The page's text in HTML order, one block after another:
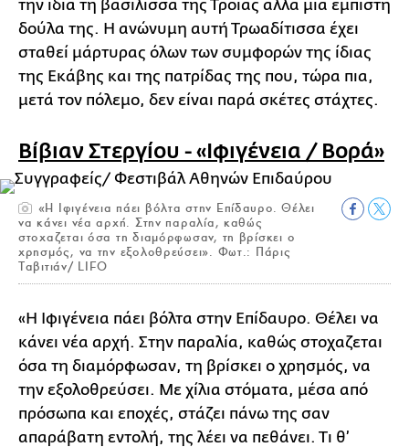
την ίδια τη βασίλισσα της Τροίας αλλά μια έμπιστη
δούλα της. Η ανώνυμη αυτή Τρωαδίτισσα έχει
σταθεί μάρτυρας όλων των συμφορών της ίδιας
της Εκάβης και της πατρίδας της που, τώρα πια,
μετά τον πόλεμο, δεν είναι παρά σκέτες στάχτες.
Βίβιαν Στεργίου - «Ιφιγένεια / Βορά»
«Η Ιφιγένεια πάει βόλτα στην Επίδαυρο. Θέλει
να κάνει νέα αρχή. Στην παραλία, καθώς
στοχαζεται όσα τη διαμόρφωσαν, τη βρίσκει ο
χρησμός, να την εξολοθρεύσει». Φωτ.: Πάρις
Ταβιτιάν/ LIFO
«Η Ιφιγένεια πάει βόλτα στην Επίδαυρο. Θέλει να
κάνει νέα αρχή. Στην παραλία, καθώς στοχαζεται
όσα τη διαμόρφωσαν, τη βρίσκει ο χρησμός, να
την εξολοθρεύσει. Με χίλια στόματα, μέσα από
πρόσωπα και εποχές, στάζει πάνω της σαν
απαράβατη εντολή, της λέει να πεθάνει. Τι θ’